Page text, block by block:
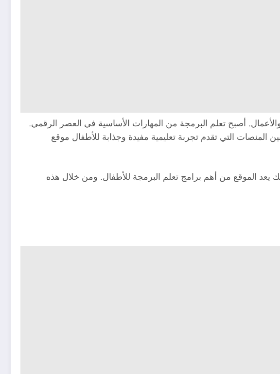
أصبح تعلم البرمجة من المهارات الأساسية في العصر الرقمي.
التي تقدم تجربة تعليمية مفيدة وجذابة للأطفال موقع
يعد الموقع من أهم برامج تعلم البرمجة للأطفال. ومن خلال هذه